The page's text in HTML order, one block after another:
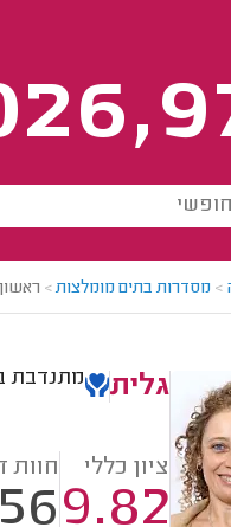
> מסדרות בתים מומלצות>
גלית מתנדבת
ציון כללי
9.82
חוות